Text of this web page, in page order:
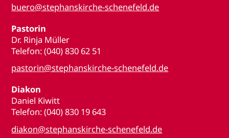
buero@stephanskirche-schenefeld.de
Pastorin
Dr. Rinja Müller
Telefon: (040) 830 62 51
pastorin@stephanskirche-schenefeld.de
Diakon
Daniel Kiwitt
Telefon: (040) 830 19 643
diakon@stephanskirche-schenefeld.de